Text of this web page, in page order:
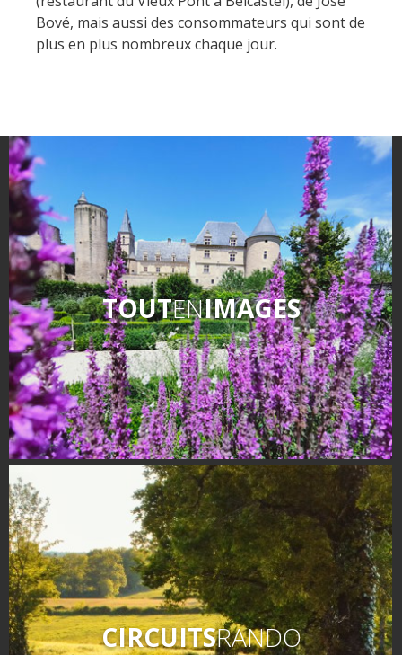
Bové, mais aussi des consommateurs qui sont de
plus en plus nombreux chaque jour.
TOUTENIMAGES
CIRCUITSRANDO